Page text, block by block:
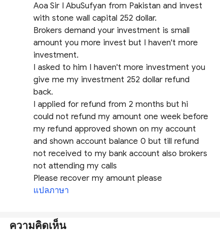
Aoa Sir I AbuSufyan from Pakistan and invest
with stone wall capital 252 dollar.
Brokers demand your investment is small
amount you more invest but I haven't more
investment.
I asked to him I haven't more investment you
give me my investment 252 dollar refund
back.
I applied for refund from 2 months but hi
could not refund my amount one week before
my refund approved shown on my account
and shown account balance 0 but till refund
not received to my bank account also brokers
not attending my calls
Please recover my amount please
แปลภาษา
ความคิดเห็น